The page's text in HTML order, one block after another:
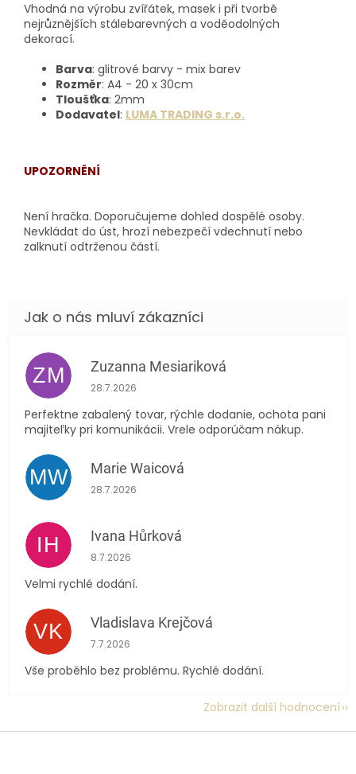
Vhodná na výrobu zvířátek, masek i při tvorbě
nejrůznějších stálebarevných a voděodolných
dekorací.
Barva: glitrové barvy - mix barev
Rozměr: A4 - 20 x 30cm
Tloušťka: 2mm
Dodavatel: LUMA TRADING s.r.o.
UPOZORNĚNÍ
Není hračka. Doporučujeme dohled dospělé osoby.
Nevkládat do úst, hrozí nebezpečí vdechnutí nebo
zalknutí odtrženou částí.
ZM Zuzanna Mesiariková
Hodnocení obchodu je 5 z 5 hvězdiček.
28.7.2026
Perfektne zabalený tovar, rýchle dodanie, ochota pani
majiteľky pri komunikácii. Vrele odporúčam nákup.
MW Marie Waicová
Hodnocení obchodu je 5 z 5 hvězdiček.
28.7.2026
IH Ivana Hůrková
Hodnocení obchodu je 5 z 5 hvězdiček.
8.7.2026
Velmi rychlé dodání.
VK Vladislava Krejčová
Hodnocení obchodu je 5 z 5 hvězdiček.
7.7.2026
Vše proběhlo bez problému. Rychlé dodání.
Zobrazit další hodnocení